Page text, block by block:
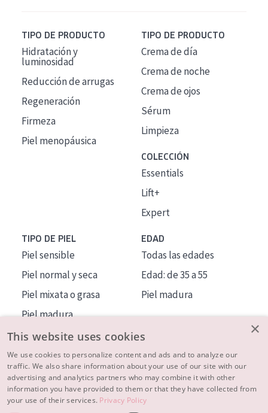
TIPO DE PRODUCTO
Hidratación y
luminosidad
Reducción de arrugas
Regeneración
Firmeza
Piel menopáusica
TIPO DE PRODUCTO
Crema de día
Crema de noche
Crema de ojos
Sérum
Limpieza
COLECCIÓN
Essentials
Lift+
Expert
TIPO DE PIEL
Piel sensible
Piel normal y seca
Piel mixata o grasa
Piel madura
Piel expuesta al sol
Piel menopáusica
EDAD
Todas las edades
Edad: de 35 a 55
Piel madura
MÁS SOBRE NOSOTROS
INSPIRACIÓN
×
This website uses cookies
We use cookies to personalize content and ads and to analyze our
traffic. We also share information about your use of our site with our
advertising and analytics partners who may combine it with other
information you have provided to them or that they have collected from
your use of their services. Privacy Policy